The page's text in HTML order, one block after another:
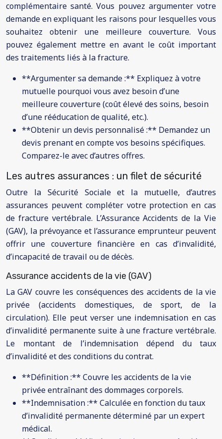
complémentaire santé. Vous pouvez argumenter votre
demande en expliquant les raisons pour lesquelles vous
souhaitez obtenir une meilleure couverture. Vous
pouvez également mettre en avant le coût important
des traitements liés à la fracture.
**Argumenter sa demande :** Expliquez à votre
mutuelle pourquoi vous avez besoin d’une
meilleure couverture (coût élevé des soins, besoin
d’une rééducation de qualité, etc.).
**Obtenir un devis personnalisé :** Demandez un
devis prenant en compte vos besoins spécifiques.
Comparez-le avec d’autres offres.
Les autres assurances : un filet de sécurité
Outre la Sécurité Sociale et la mutuelle, d’autres
assurances peuvent compléter votre protection en cas
de fracture vertébrale. L’Assurance Accidents de la Vie
(GAV), la prévoyance et l’assurance emprunteur peuvent
offrir une couverture financière en cas d’invalidité,
d’incapacité de travail ou de décès.
Assurance accidents de la vie (GAV)
La GAV couvre les conséquences des accidents de la vie
privée (accidents domestiques, de sport, de la
circulation). Elle peut verser une indemnisation en cas
d’invalidité permanente suite à une fracture vertébrale.
Le montant de l’indemnisation dépend du taux
d’invalidité et des conditions du contrat.
**Définition :** Couvre les accidents de la vie
privée entraînant des dommages corporels.
**Indemnisation :** Calculée en fonction du taux
d’invalidité permanente déterminé par un expert
médical.